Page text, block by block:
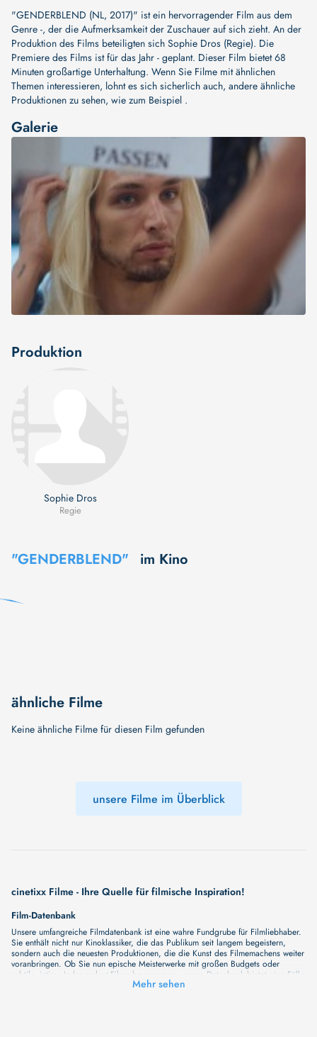
"GENDERBLEND (NL, 2017)" ist ein hervorragender Film aus dem
Genre -, der die Aufmerksamkeit der Zuschauer auf sich zieht. An der
Produktion des Films beteiligten sich Sophie Dros (Regie). Die
Premiere des Films ist für das Jahr - geplant. Dieser Film bietet 68
Minuten großartige Unterhaltung. Wenn Sie Filme mit ähnlichen
Themen interessieren, lohnt es sich sicherlich auch, andere ähnliche
Produktionen zu sehen, wie zum Beispiel .
Galerie
Produktion
Sophie Dros
Regie
"GENDERBLEND" im Kino
ähnliche Filme
Keine ähnliche Filme für diesen Film gefunden
unsere Filme im Überblick
cinetixx Filme - Ihre Quelle für filmische Inspiration!
Film-Datenbank
Unsere umfangreiche Filmdatenbank ist eine wahre Fundgrube für Filmliebhaber.
Sie enthält nicht nur Kinoklassiker, die das Publikum seit langem begeistern,
sondern auch die neuesten Produktionen, die die Kunst des Filmemachens weiter
voranbringen. Ob Sie nun epische Meisterwerke mit großen Budgets oder
subtile, intime Independent-Filme bevorzugen, unsere Datenbank bietet eine Fülle
von Inhalten, die Ihr Herz und Ihren Geist berühren werden. Beim Durchstöbern
Mehr sehen